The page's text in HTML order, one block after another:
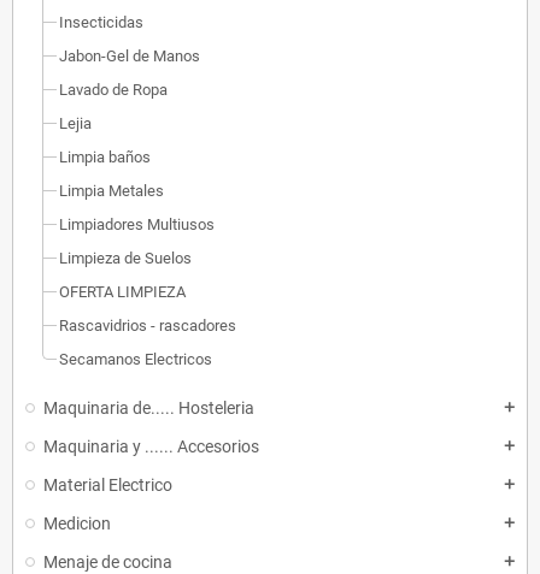
Insecticidas
Jabon-Gel de Manos
Lavado de Ropa
Lejia
Limpia baños
Limpia Metales
Limpiadores Multiusos
Limpieza de Suelos
OFERTA LIMPIEZA
Rascavidrios - rascadores
Secamanos Electricos
Maquinaria de..... Hosteleria add
Maquinaria y ...... Accesorios add
Material Electrico add
Medicion add
Menaje de cocina add